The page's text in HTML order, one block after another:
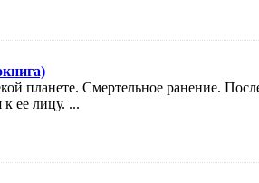
планете. Смертельное ранение.
к ее лицу. ...